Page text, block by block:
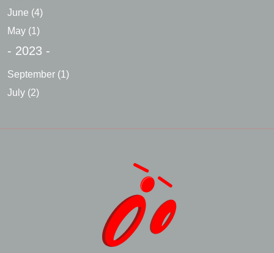
June (4)
May (1)
- 2023 -
September (1)
July (2)